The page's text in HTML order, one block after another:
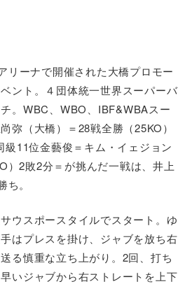
リーナで開催された大橋プロモー
ント。４団体統一世界スーパーバ
。WBC、WBO、IBF&WBAスー
弥（大橋）＝28戦全勝（25KO）
級11位金藝俊＝キム・イェジョン
）2敗2分＝が挑んだ一戦は、井上
。
ウスポースタイルでスタート。ゆ
はプレスを掛け、ジャブを放ち右
る慎重な立ち上がり。2回、打ち
いジャブから右ストレートを上下